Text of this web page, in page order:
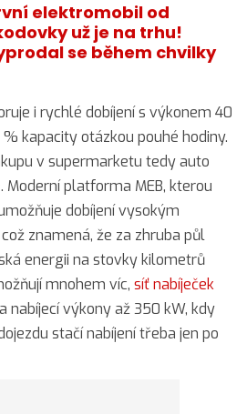
elektromobil od
už je na trhu!
se během chvilky
i rychlé dobíjení s výkonem 40
kapacity otázkou pouhé hodiny.
v supermarketu tedy auto
Moderní platforma MEB, kterou
dobíjení vysokým
znamená, že za zhruba půl
energii na stovky kilometrů
mnohem víc, síť nabíječek
nabíjecí výkony až 350 kW, kdy
stačí nabíjení třeba jen po